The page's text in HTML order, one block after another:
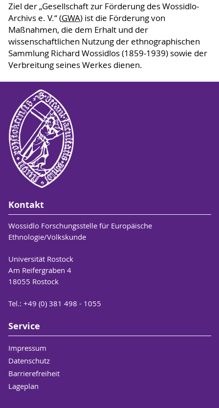
Ziel der „Gesellschaft zur Förderung des Wossidlo-
Archivs e. V.“ (GWA) ist die Förderung von
Maßnahmen, die dem Erhalt und der
wissenschaftlichen Nutzung der ethnographischen
Sammlung Richard Wossidlos (1859-1939) sowie der
Verbreitung seines Werkes dienen.
Kontakt
Wossidlo Forschungsstelle für Europäische
Ethnologie/Volkskunde
Universität Rostock
Am Reifergraben 4
18055 Rostock
Tel.: +49 (0) 381 498 - 1055
Service
Impressum
Datenschutz
Barrierefreiheit
Lageplan